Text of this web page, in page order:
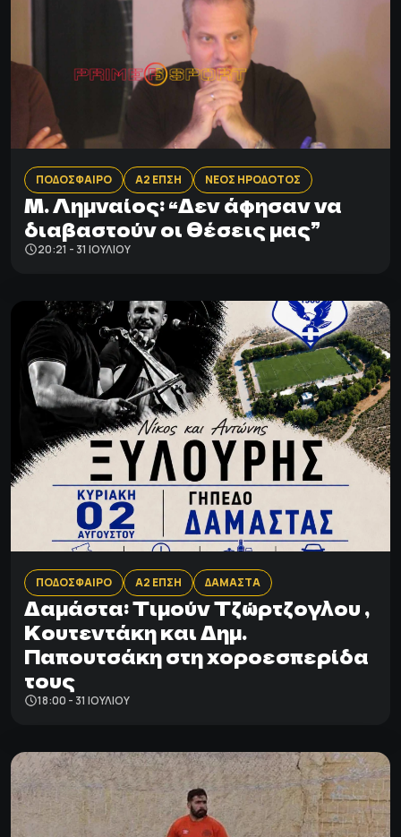
ΠΟΔΟΣΦΑΙΡΟ Α2 ΕΠΣΗ ΝΕΟΣ ΗΡΟΔΟΤΟΣ
Μ. Λημναίος: “Δεν άφησαν να
διαβαστούν οι θέσεις μας”
20:21 - 31 ΙΟΥΛΊΟΥ
ΠΟΔΟΣΦΑΙΡΟ Α2 ΕΠΣΗ ΔΑΜΑΣΤΑ
Δαμάστα: Tιμούν Τζώρτζογλου ,
Κουτεντάκη και Δημ.
Παπουτσάκη στη χοροεσπερίδα
τους
18:00 - 31 ΙΟΥΛΊΟΥ